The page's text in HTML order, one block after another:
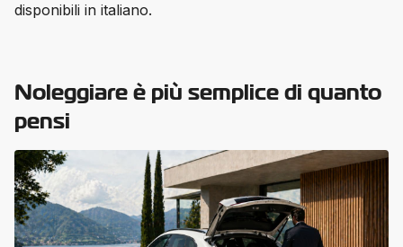
disponibili in italiano.
Noleggiare è più semplice di quanto
pensi